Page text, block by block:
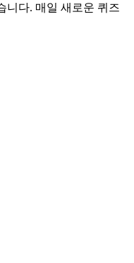
니다. 매일 새로운 퀴즈